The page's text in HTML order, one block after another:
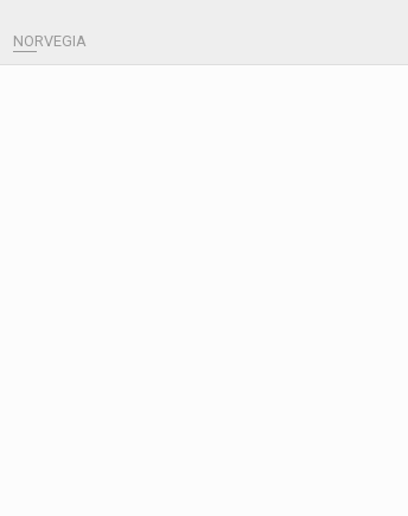
NORVEGIA